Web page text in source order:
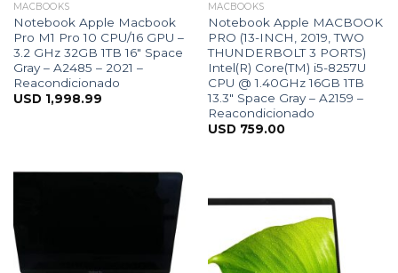
MACBOOKS
Notebook Apple Macbook
Pro M1 Pro 10 CPU/16 GPU –
3.2 GHz 32GB 1TB 16″ Space
Gray – A2485 – 2021 –
Reacondicionado
USD 1,998.99
MACBOOKS
Notebook Apple MACBOOK
PRO (13-INCH, 2019, TWO
THUNDERBOLT 3 PORTS)
Intel(R) Core(TM) i5-8257U
CPU @ 1.40GHz 16GB 1TB
13.3″ Space Gray – A2159 –
Reacondicionado
USD 759.00